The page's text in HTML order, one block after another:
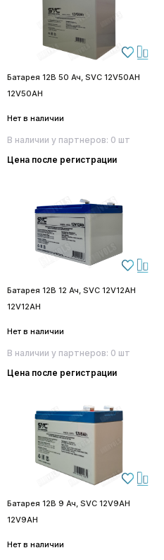
Батарея 12В 50 Ач, SVC 12V50AH
12V50AH
Нет в наличии
В наличии у партнеров: 0 шт
Цена после регистрации
Батарея 12В 12 Ач, SVC 12V12AH
12V12AH
Нет в наличии
В наличии у партнеров: 0 шт
Цена после регистрации
Батарея 12В 9 Ач, SVC 12V9AH
12V9AH
Нет в наличии